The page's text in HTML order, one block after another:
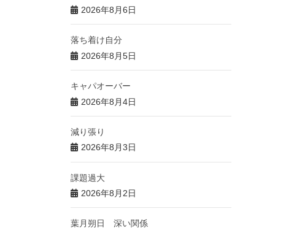
2026年8月6日
落ち着け自分
2026年8月5日
キャパオーバー
2026年8月4日
減り張り
2026年8月3日
課題過大
2026年8月2日
葉月朔日 深い関係